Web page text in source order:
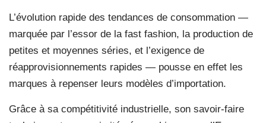
L’évolution rapide des tendances de consommation —
marquée par l’essor de la fast fashion, la production de
petites et moyennes séries, et l’exigence de
réapprovisionnements rapides — pousse en effet les
marques à repenser leurs modèles d’importation.
Grâce à sa compétitivité industrielle, son savoir-faire